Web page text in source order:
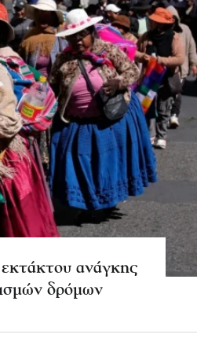
ανάγκης
δρόμων